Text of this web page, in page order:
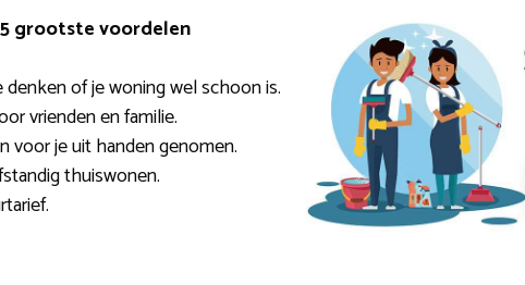
5 grootste voordelen
of je woning wel schoon is.
vrienden en familie.
voor je uit handen genomen.
thuiswonen.